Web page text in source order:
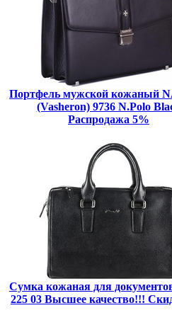
Портфель мужской кожаный
(Vasheron) 9736 N.Polo
Распродажа 5%
Сумка кожаная для
225 03 Высшее качество!!!